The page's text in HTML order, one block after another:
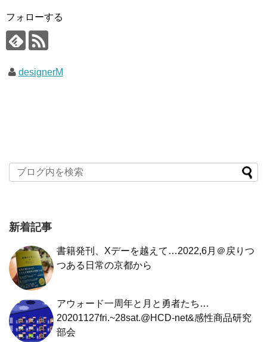
フォローする
designerM
新着記事
書籍発刊、Xデーを越えて…2022,6月＠戻りつ
つある日常の京都から
アウォード一周年と月と勇者たち…
20201127fri.~28sat.@HCD-net&感性商品研究
部会